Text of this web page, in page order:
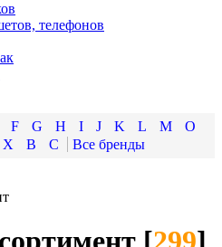
телефонов
F G H I J K L M
O
X В С